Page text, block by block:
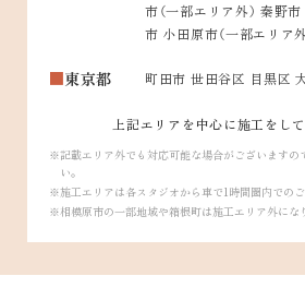
市（一部エリア外） 秦野
市 小田原市（一部エリア外
東京都 町田市 世田谷区 目黒区
上記エリアを中心に施工をし
記載エリア外でも対応可能な場合がございますの
い。
施工エリアは各スタジオから車で1時間圏内でのご
相模原市の一部地域や箱根町は施工エリア外にな